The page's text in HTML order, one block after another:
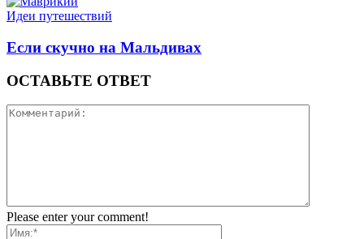
Идеи путешествий
Если скучно на Мальдивах
ОСТАВЬТЕ ОТВЕТ
Please enter your comment!